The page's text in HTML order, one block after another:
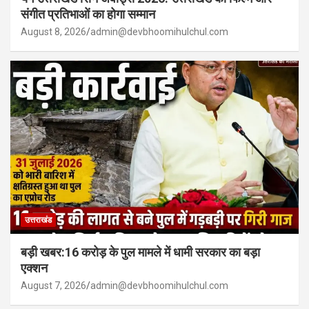
संगीत प्रतिभाओं का होगा सम्मान
August 8, 2026 admin@devbhoomihulchul.com
उत्तराखंड
बड़ी खबर:16 करोड़ के पुल मामले में धामी सरकार का बड़ा
एक्शन
August 7, 2026 admin@devbhoomihulchul.com